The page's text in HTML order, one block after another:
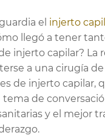
el injerto
llegó a tener
injerto capilar?
a una cirugía
de injerto capilar,
de
y el mejor